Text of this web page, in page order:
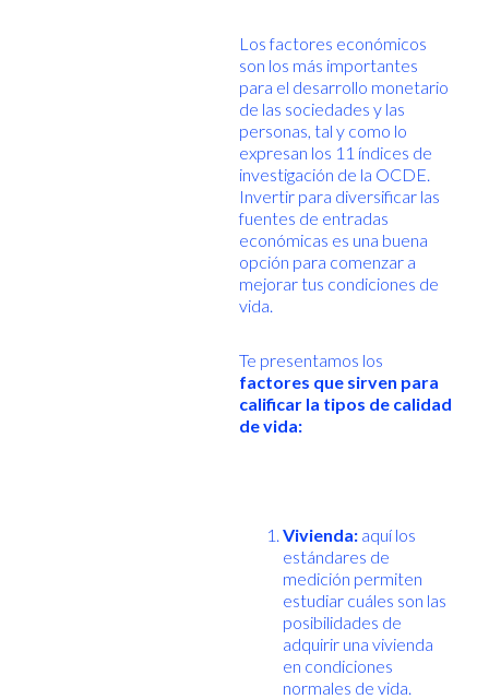
Los factores económicos
son los más importantes
para el desarrollo monetario
de las sociedades y las
personas, tal y como lo
expresan los 11 índices de
investigación de la OCDE.
Invertir para diversificar las
fuentes de entradas
económicas es una buena
opción para comenzar a
mejorar tus condiciones de
vida.
Te presentamos los
factores que sirven para
calificar la tipos de calidad
de vida:
Vivienda:aquí los
estándares de
medición permiten
estudiar cuáles son las
posibilidades de
adquirir una vivienda
en condiciones
normales de vida.